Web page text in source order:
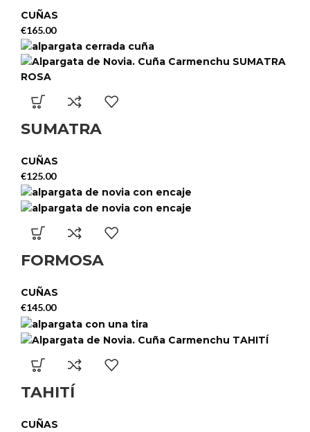
CUÑAS
€165.00
SUMATRA
CUÑAS
€125.00
FORMOSA
CUÑAS
€145.00
TAHITÍ
CUÑAS